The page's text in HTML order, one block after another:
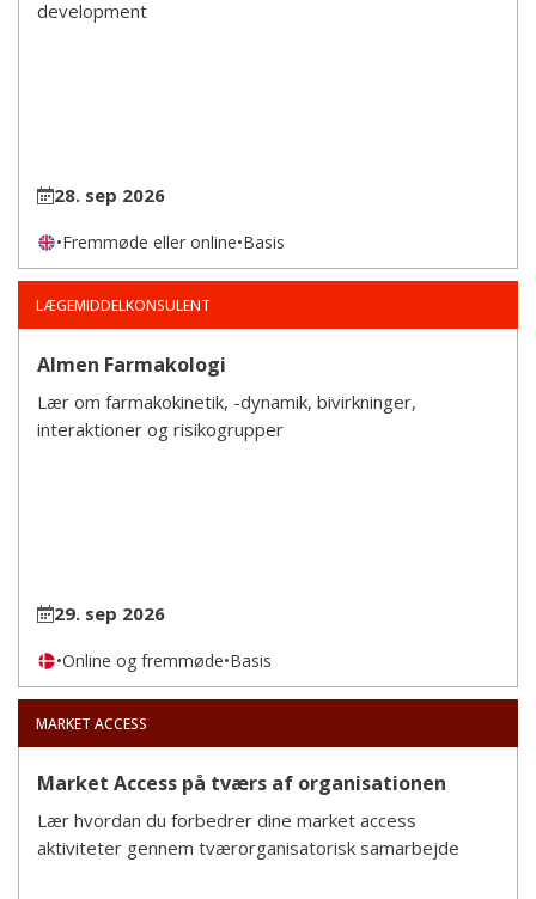
development
28. sep 2026
•Fremmøde eller online•Basis
LÆGEMIDDELKONSULENT
Almen Farmakologi
Lær om farmakokinetik, -dynamik, bivirkninger,
interaktioner og risikogrupper
29. sep 2026
•Online og fremmøde•Basis
MARKET ACCESS
Market Access på tværs af organisationen
Lær hvordan du forbedrer dine market access
aktiviteter gennem tværorganisatorisk samarbejde